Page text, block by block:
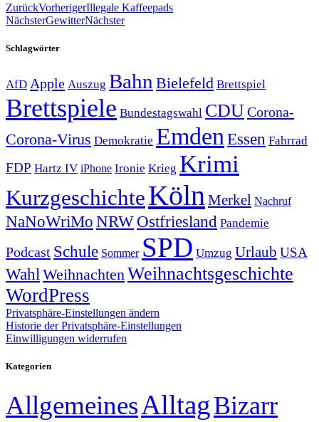
ZurückVorherigerIllegale Kaffeepads
NächsterGewitterNächster
Schlagwörter
AfD Apple Auszug Bahn Bielefeld Brettspiel
Brettspiele Bundestagswahl CDUCorona-
Corona-Virus Demokratie Emden Essen Fahrrad
FDP Hartz IV iPhone Ironie Krieg Krimi
KurzgeschichteKölnMerkel Nachruf
NaNoWriMo NRWOstfriesland Pandemie
Podcast Schule Sommer SPD Umzug Urlaub USA
WahlWeihnachtenWeihnachtsgeschichte
WordPress
Privatsphäre-Einstellungen ändern
Historie der Privatsphäre-Einstellungen
Einwilligungen widerrufen
Kategorien
AllgemeinesAlltagBizarr